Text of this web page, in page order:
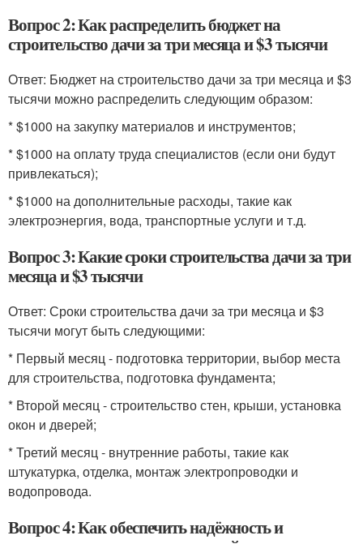
Вопрос 2: Как распределить бюджет на
строительство дачи за три месяца и $3 тысячи
Ответ: Бюджет на строительство дачи за три месяца и $3
тысячи можно распределить следующим образом:
* $1000 на закупку материалов и инструментов;
* $1000 на оплату труда специалистов (если они будут
привлекаться);
* $1000 на дополнительные расходы, такие как
электроэнергия, вода, транспортные услуги и т.д.
Вопрос 3: Какие сроки строительства дачи за три
месяца и $3 тысячи
Ответ: Сроки строительства дачи за три месяца и $3
тысячи могут быть следующими:
* Первый месяц - подготовка территории, выбор места
для строительства, подготовка фундамента;
* Второй месяц - строительство стен, крыши, установка
окон и дверей;
* Третий месяц - внутренние работы, такие как
штукатурка, отделка, монтаж электропроводки и
водопровода.
Вопрос 4: Как обеспечить надёжность и